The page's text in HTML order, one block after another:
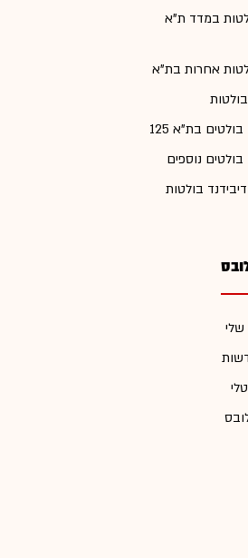
במדד ת"א
אחרות בת"א
בת"א 125
נוספים
בולטות
שלי